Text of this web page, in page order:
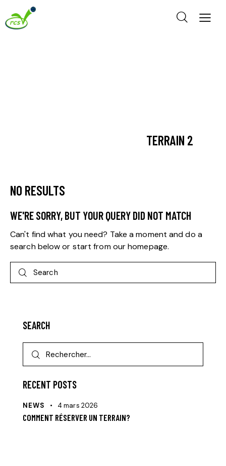
TERRAIN 2
NO RESULTS
WE'RE SORRY, BUT YOUR QUERY DID NOT MATCH
Can't find what you need? Take a moment and do a
search below or start fromour homepage.
SEARCH
RECENT POSTS
NEWS 4 mars 2026
COMMENT RÉSERVER UN TERRAIN?